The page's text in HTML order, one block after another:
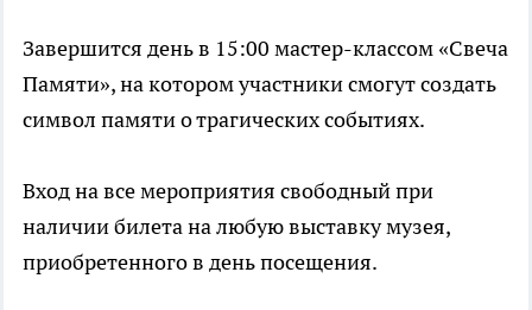
Завершится день в 15:00 мастер-классом «Свеча
Памяти», на котором участники смогут создать
символ памяти о трагических событиях.
Вход на все мероприятия свободный при
наличии билета на любую выставку музея,
приобретенного в день посещения.